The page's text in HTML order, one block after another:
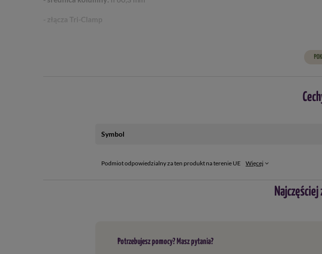
- złącza Tri-Clamp
- Ocieplenie neoprenowe (
aplikacja Browin Control (Android/iOS)
Symbol
Podmiot odpowiedzialny za ten produkt na terenie UE Więcej
Potrzebujesz pomocy? Masz pytania?